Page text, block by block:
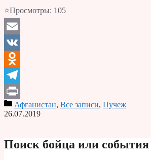
⭐Просмотры: 105
Email
VK
Odnoklassniki
Telegram
PrintАфганистан, Все записи, Пучеж
26.07.2019
Поиск бойца или события